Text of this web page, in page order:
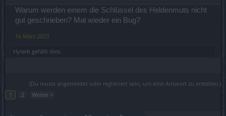
Warum werden einem die Schlüssel des Heldenmuts nicht
gut geschrieben? Mal wieder ein Bug?
16 März 2023
Hylarb gefällt dies.
(Du musst angemeldet oder registriert sein, um eine Antwort zu erstellen.)
1
2 Weiter >